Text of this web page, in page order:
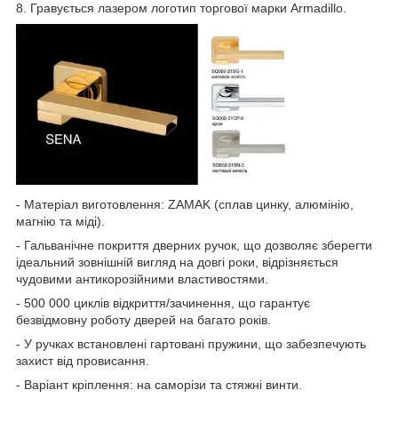
8. Гравується лазером логотип торгової марки Armadillo.
- Матеріал виготовлення: ZAMAK (сплав цинку, алюмінію,
магнію та міді).
- Гальванічне покриття дверних ручок, що дозволяє зберегти
ідеальний зовнішній вигляд на довгі роки, відрізняється
чудовими антикорозійними властивостями.
- 500 000 циклів відкриття/зачинення, що гарантує
безвідмовну роботу дверей на багато років.
- У ручках встановлені гартовані пружини, що забезпечують
захист від провисання.
- Варіант кріплення: на саморізи та стяжні винти.